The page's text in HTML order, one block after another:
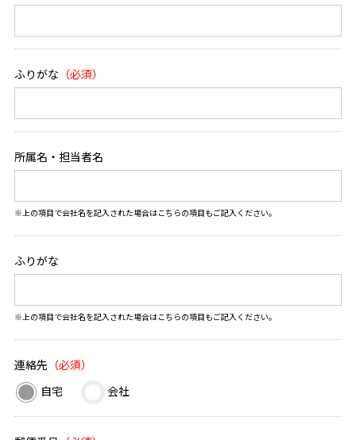
ふりがな
所属名・担当者名
※上の項目で会社名を記入された場合はこちらの項目もご記入ください。
ふりがな
※上の項目で会社名を記入された場合はこちらの項目もご記入ください。
連絡先
自宅
会社